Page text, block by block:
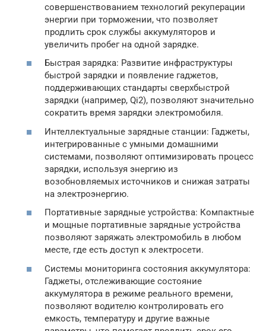
совершенствованием технологий рекуперации
энергии при торможении, что позволяет
продлить срок службы аккумуляторов и
увеличить пробег на одной зарядке.
Быстрая зарядка: Развитие инфраструктуры
быстрой зарядки и появление гаджетов,
поддерживающих стандарты сверхбыстрой
зарядки (например, Qi2), позволяют значительно
сократить время зарядки электромобиля.
Интеллектуальные зарядные станции: Гаджеты,
интегрированные с умными домашними
системами, позволяют оптимизировать процесс
зарядки, используя энергию из
возобновляемых источников и снижая затраты
на электроэнергию.
Портативные зарядные устройства: Компактные
и мощные портативные зарядные устройства
позволяют заряжать электромобиль в любом
месте, где есть доступ к электросети.
Системы мониторинга состояния аккумулятора:
Гаджеты, отслеживающие состояние
аккумулятора в режиме реального времени,
позволяют водителю контролировать его
емкость, температуру и другие важные